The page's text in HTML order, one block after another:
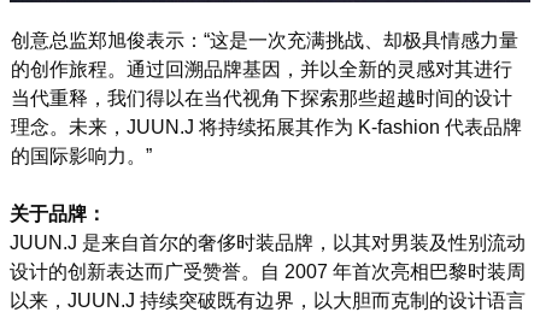
创意总监郑旭俊表示：“这是一次充满挑战、却极具情感力量
的创作旅程。通过回溯品牌基因，并以全新的灵感对其进行
当代重释，我们得以在当代视角下探索那些超越时间的设计
理念。未来，JUUN.J 将持续拓展其作为 K-fashion 代表品牌
的国际影响力。”
关于品牌：
JUUN.J 是来自首尔的奢侈时装品牌，以其对男装及性别流动
设计的创新表达而广受赞誉。自 2007 年首次亮相巴黎时装周
以来，JUUN.J 持续突破既有边界，以大胆而克制的设计语言